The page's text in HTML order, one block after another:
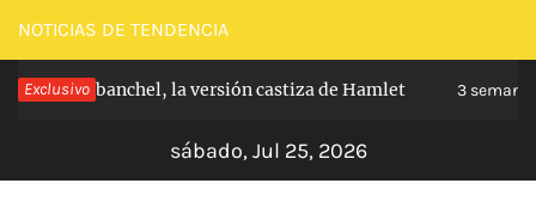
Saltar
al
contenido
NOTICIAS DE TENDENCIA
Exclusivo
de Carabanchel, la versión castiza de Hamlet 3 semanas
sábado, Jul 25, 2026